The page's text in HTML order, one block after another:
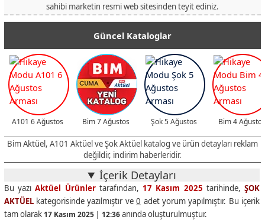
sahibi marketin resmi web sitesinden teyit ediniz.
Güncel Kataloglar
A101 6 Ağustos Bim 7 Ağustos Şok 5 Ağustos Bim 4 Ağustos
Bim Aktüel, A101 Aktüel ve Şok Aktüel katalog ve ürün detayları reklam
değildir, indirim haberleridir.
İçerik Detayları
Bu yazıAktüel Ürünlertarafından, 17 Kasım 2025 tarihinde,ŞOK
AKTÜELkategorisinde yazılmıştır ve0 adet yorum yapılmıştır. Bu içerik
tam olarak 17 Kasım 2025 | 12:36anında oluşturulmuştur.